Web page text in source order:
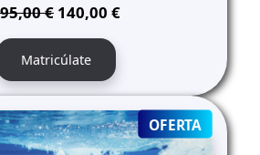
€ El
precio
original
era:
495,00 €.
140,00 €El
140,00 €.
Matricúlate
OFERTA
ON